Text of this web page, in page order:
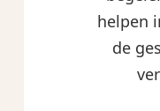
helpen
de